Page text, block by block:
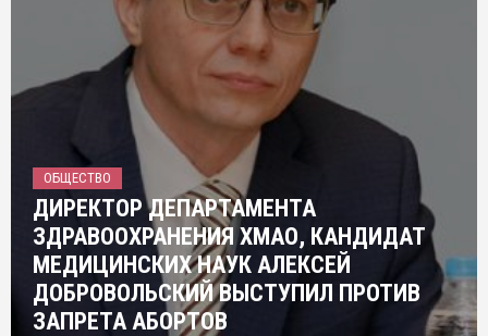
ОБЩЕСТВО
ДИРЕКТОР ДЕПАРТАМЕНТА
ЗДРАВООХРАНЕНИЯ ХМАО, КАНДИДАТ
МЕДИЦИНСКИХ НАУК АЛЕКСЕЙ
ДОБРОВОЛЬСКИЙ ВЫСТУПИЛ ПРОТИВ
ЗАПРЕТА АБОРТОВ